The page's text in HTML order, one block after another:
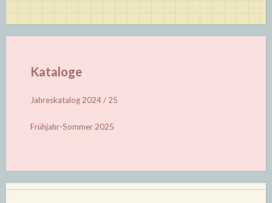
Kataloge
Jahreskatalog 2024 / 25
Frühjahr-Sommer 2025